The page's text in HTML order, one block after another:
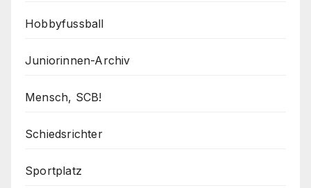
Hobbyfussball
Juniorinnen-Archiv
Mensch, SCB!
Schiedsrichter
Sportplatz